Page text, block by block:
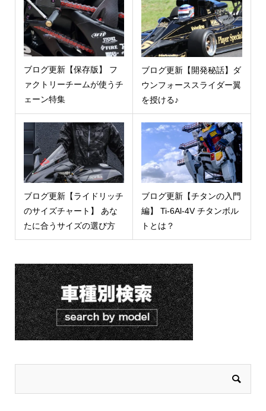
ブログ更新【保存版】 フ
ァクトリーチームが使うチ
ェーン特集
ブログ更新【開発秘話】ダ
ウンフォーススライダー翼
を授ける♪
ブログ更新【ライドリッチ
のサイズチャート】 あな
たに合うサイズの選び方
ブログ更新【チタンの入門
編】 Ti-6Al-4V チタンボル
トとは？